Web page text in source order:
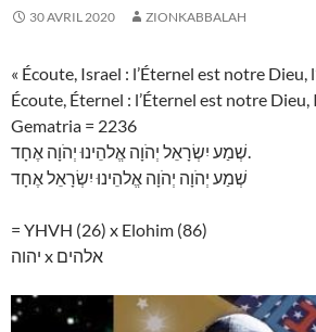
30 AVRIL 2020 ZIONKABBALAH
« Écoute, Israel : l’Éternel est notre Dieu,
Écoute, Éternel : l’Éternel est notre Dieu,
Gematria = 2236
שְׁמַע יִשְׂרָאֵל יְהֹוָה אֱלהֵינוּ יְהֹוָה אֶחָד.
שְׁמַע יְהֹוָה יְהֹוָה אֱלהֵינוּ יִשְׂרָאֵל אֶחָד
= YHVH (26) x Elohim (86)
יהוה x אלהים